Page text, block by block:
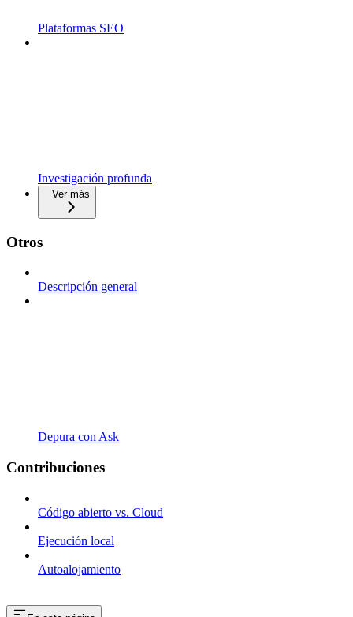
Plataformas SEO
Investigación profunda
Ver más
Otros
Descripción general
Depura con Ask
Contribuciones
Código abierto vs. Cloud
Ejecución local
Autoalojamiento